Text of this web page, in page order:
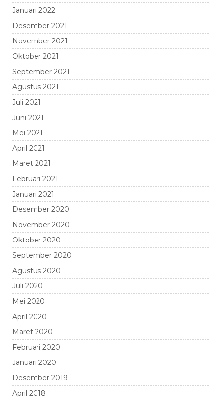
Januari 2022
Desember 2021
November 2021
Oktober 2021
September 2021
Agustus 2021
Juli 2021
Juni 2021
Mei 2021
April 2021
Maret 2021
Februari 2021
Januari 2021
Desember 2020
November 2020
Oktober 2020
September 2020
Agustus 2020
Juli 2020
Mei 2020
April 2020
Maret 2020
Februari 2020
Januari 2020
Desember 2019
April 2018